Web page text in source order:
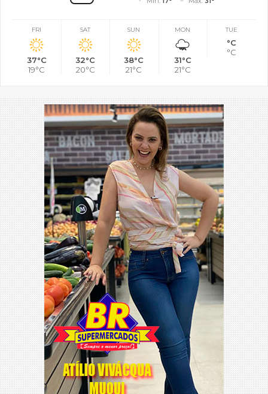
FRI
37°C
19°C
SAT
32°C
20°C
SUN
38°C
21°C
MON
31°C
21°C
TUE
°C
°C